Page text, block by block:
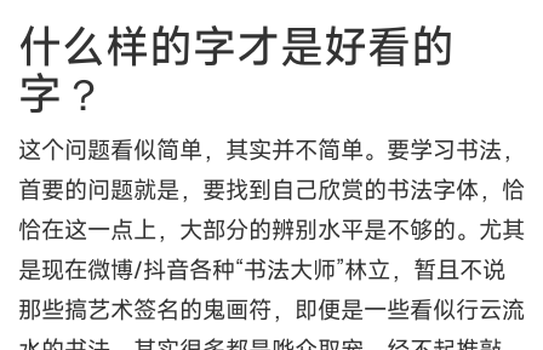
什么样的字才是好看的
字？
这个问题看似简单，其实并不简单。要学习书法，
首要的问题就是，要找到自己欣赏的书法字体，恰
恰在这一点上，大部分的辨别水平是不够的。尤其
是现在微博/抖音各种“书法大师”林立，暂且不说
那些搞艺术签名的鬼画符，即便是一些看似行云流